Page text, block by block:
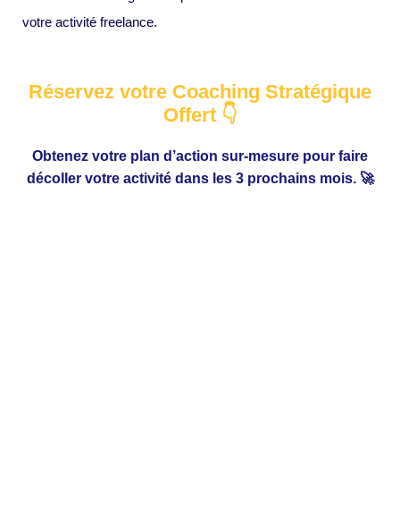
votre activité freelance.
Réservez votre Coaching Stratégique
Offert 👇
Obtenez votre plan d’action sur-mesure pour faire
décoller votre activité dans les 3 prochains mois. 🚀